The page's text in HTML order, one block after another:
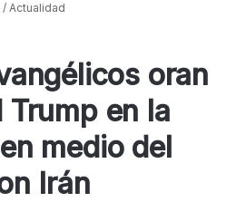
/ Actualidad
oran
en la
medio del
Irán